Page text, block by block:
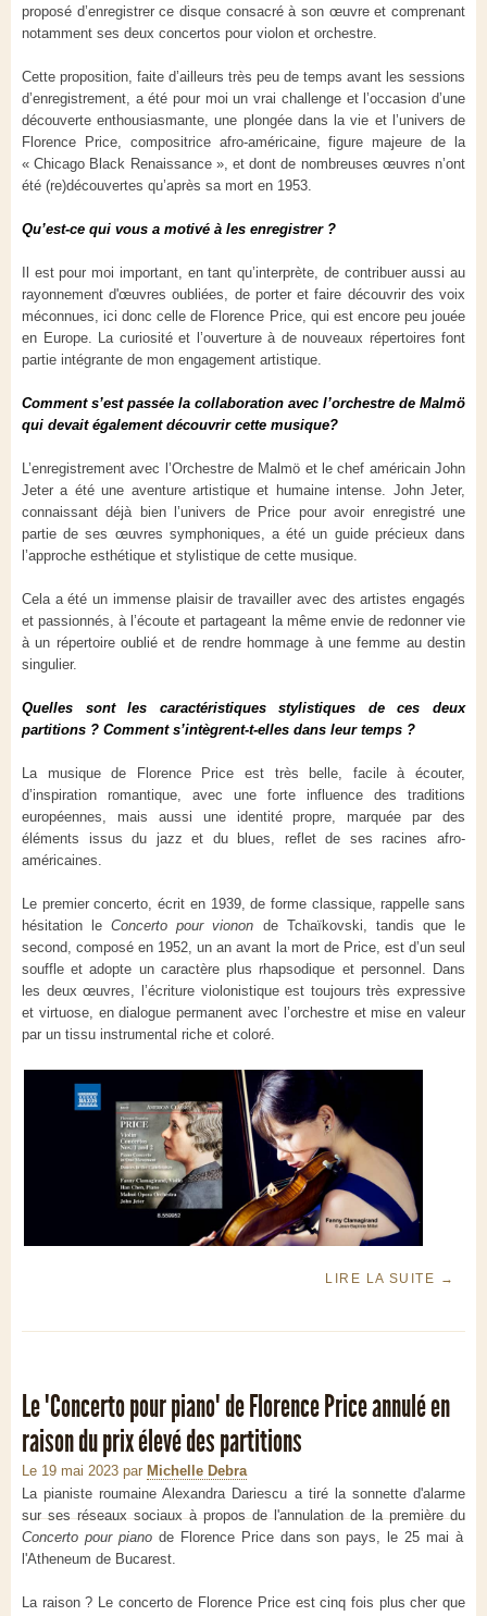
proposé d’enregistrer ce disque consacré à son œuvre et comprenant
notamment ses deux concertos pour violon et orchestre.
Cette proposition, faite d’ailleurs très peu de temps avant les sessions
d’enregistrement, a été pour moi un vrai challenge et l’occasion d’une
découverte enthousiasmante, une plongée dans la vie et l’univers de
Florence Price, compositrice afro-américaine, figure majeure de la
« Chicago Black Renaissance », et dont de nombreuses œuvres n’ont
été (re)découvertes qu’après sa mort en 1953.
Qu’est-ce qui vous a motivé à les enregistrer ?
Il est pour moi important, en tant qu’interprète, de contribuer aussi au
rayonnement d'œuvres oubliées, de porter et faire découvrir des voix
méconnues, ici donc celle de Florence Price, qui est encore peu jouée
en Europe. La curiosité et l’ouverture à de nouveaux répertoires font
partie intégrante de mon engagement artistique.
Comment s’est passée la collaboration avec l’orchestre de Malmö
qui devait également découvrir cette musique?
L’enregistrement avec l’Orchestre de Malmö et le chef américain John
Jeter a été une aventure artistique et humaine intense. John Jeter,
connaissant déjà bien l’univers de Price pour avoir enregistré une
partie de ses œuvres symphoniques, a été un guide précieux dans
l’approche esthétique et stylistique de cette musique.
Cela a été un immense plaisir de travailler avec des artistes engagés
et passionnés, à l’écoute et partageant la même envie de redonner vie
à un répertoire oublié et de rendre hommage à une femme au destin
singulier.
Quelles sont les caractéristiques stylistiques de ces deux
partitions ? Comment s’intègrent-t-elles dans leur temps ?
La musique de Florence Price est très belle, facile à écouter,
d’inspiration romantique, avec une forte influence des traditions
européennes, mais aussi une identité propre, marquée par des
éléments issus du jazz et du blues, reflet de ses racines afro-
américaines.
Le premier concerto, écrit en 1939, de forme classique, rappelle sans
hésitation leConcerto pour vionon de Tchaïkovski, tandis que le
second, composé en 1952, un an avant la mort de Price, est d’un seul
souffle et adopte un caractère plus rhapsodique et personnel. Dans
les deux œuvres, l’écriture violonistique est toujours très expressive
et virtuose, en dialogue permanent avec l’orchestre et mise en valeur
par un tissu instrumental riche et coloré.
LIRE LA SUITE →
Le "Concerto pour piano" de Florence Price annulé en
raison du prix élevé des partitions
Le 19 mai 2023 par Michelle Debra
La pianiste roumaine Alexandra Dariescu a tiré la sonnette d'alarme
sur ses réseaux sociaux à propos de l'annulation de la première du
Concerto pour pianode Florence Price dans son pays, le 25 mai à
l'Atheneum de Bucarest.
La raison ? Le concerto de Florence Price est cinq fois plus cher que